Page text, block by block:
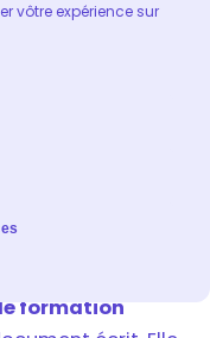
vôtre expérience sur
formation